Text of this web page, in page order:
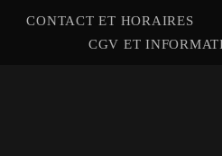
CONTACT ET HORAIRES
CGV ET